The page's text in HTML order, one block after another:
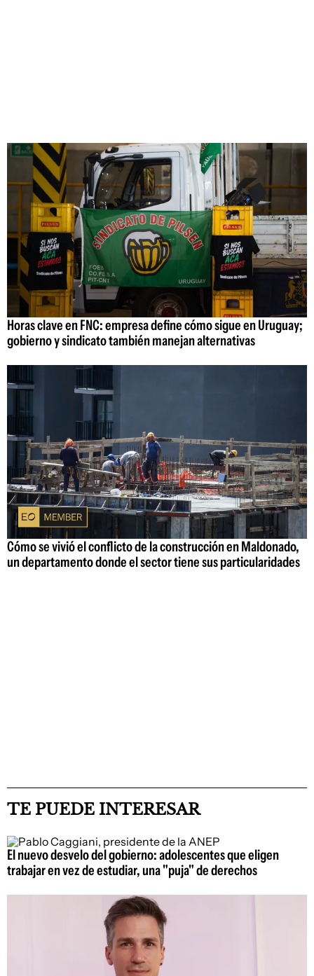
Horas clave en FNC: empresa define cómo sigue en Uruguay;
gobierno y sindicato también manejan alternativas
Cómo se vivió el conflicto de la construcción en Maldonado,
un departamento donde el sector tiene sus particularidades
TE PUEDE INTERESAR
El nuevo desvelo del gobierno: adolescentes que eligen
trabajar en vez de estudiar, una "puja" de derechos